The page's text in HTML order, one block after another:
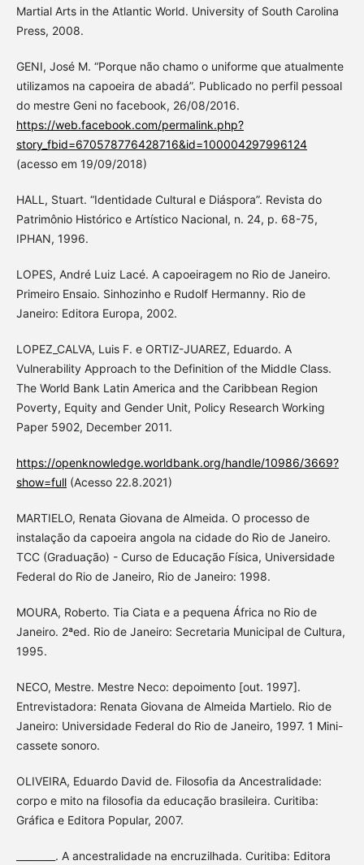
Martial Arts in the Atlantic World. University of South Carolina
Press, 2008.
GENI, José M. “Porque não chamo o uniforme que atualmente
utilizamos na capoeira de abadá”. Publicado no perfil pessoal
do mestre Geni no facebook, 26/08/2016.
https://web.facebook.com/permalink.php?
story_fbid=670578776428716&id=100004297996124
(acesso em 19/09/2018)
HALL, Stuart. “Identidade Cultural e Diáspora”. Revista do
Patrimônio Histórico e Artístico Nacional, n. 24, p. 68-75,
IPHAN, 1996.
LOPES, André Luiz Lacé. A capoeiragem no Rio de Janeiro.
Primeiro Ensaio. Sinhozinho e Rudolf Hermanny. Rio de
Janeiro: Editora Europa, 2002.
LOPEZ_CALVA, Luis F. e ORTIZ-JUAREZ, Eduardo. A
Vulnerability Approach to the Definition of the Middle Class.
The World Bank Latin America and the Caribbean Region
Poverty, Equity and Gender Unit, Policy Research Working
Paper 5902, December 2011.
https://openknowledge.worldbank.org/handle/10986/3669?
show=full(Acesso 22.8.2021)
MARTIELO, Renata Giovana de Almeida. O processo de
instalação da capoeira angola na cidade do Rio de Janeiro.
TCC (Graduação) - Curso de Educação Física, Universidade
Federal do Rio de Janeiro, Rio de Janeiro: 1998.
MOURA, Roberto. Tia Ciata e a pequena África no Rio de
Janeiro. 2ªed. Rio de Janeiro: Secretaria Municipal de Cultura,
1995.
NECO, Mestre. Mestre Neco: depoimento [out. 1997].
Entrevistadora: Renata Giovana de Almeida Martielo. Rio de
Janeiro: Universidade Federal do Rio de Janeiro, 1997. 1 Mini-
cassete sonoro.
OLIVEIRA, Eduardo David de. Filosofia da Ancestralidade:
corpo e mito na filosofia da educação brasileira. Curitiba:
Gráfica e Editora Popular, 2007.
________. A ancestralidade na encruzilhada. Curitiba: Editora